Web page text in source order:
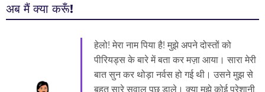
अब मैं क्या करूँ!
हेलो! मेरा नाम पिया है! मुझे अपने दोस्तों को
पीरियड्स के बारे में बता कर मज़ा आया। सारा मेरी
बात सुन कर थोड़ा नर्वस हो गई थी। उसने मुझ से
बहुत सारे सवाल पूछ डाले। क्या मुझे कोई परेशानी